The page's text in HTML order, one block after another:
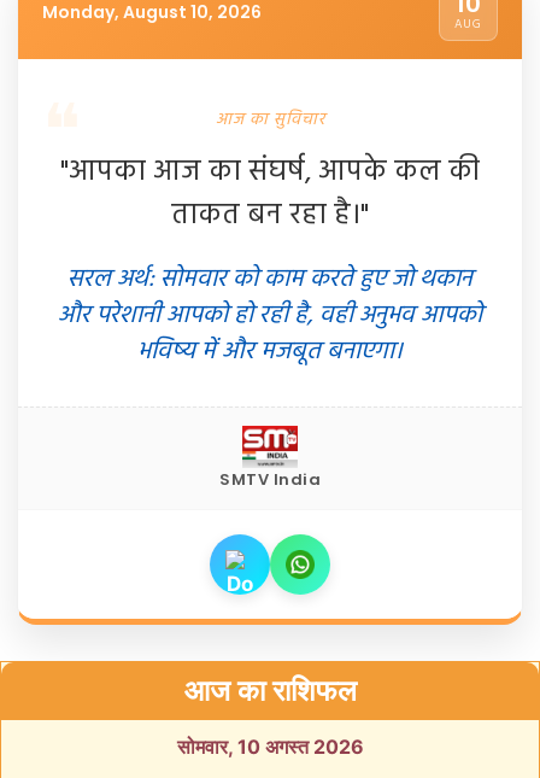
Monday, August 10, 2026 AUG
आज का सुविचार
"आपका आज का संघर्ष, आपके कल की
ताकत बन रहा है।"
सरल अर्थ: सोमवार को काम करते हुए जो थकान
और परेशानी आपको हो रही है, वही अनुभव आपको
भविष्य में और मजबूत बनाएगा।
SMTV India
आज का राशिफल
सोमवार, 10 अगस्त 2026